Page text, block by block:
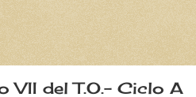
VII del T.O.- Ciclo A